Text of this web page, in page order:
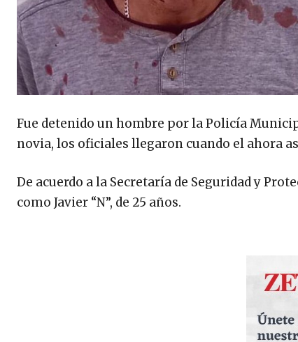
Fue detenido un hombre por la Policía
novia, los oficiales llegaron cuando el ahora
De acuerdo a la Secretaría de Seguridad y
como Javier “N”, de 25 años.